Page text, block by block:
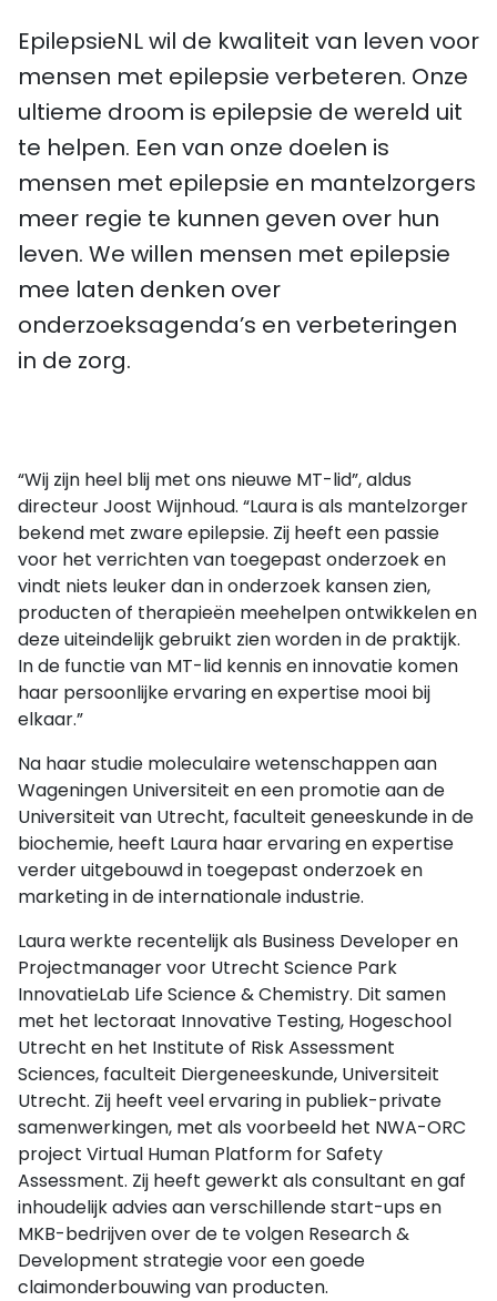
EpilepsieNL wil de kwaliteit van leven voor
mensen met epilepsie verbeteren. Onze
ultieme droom is epilepsie de wereld uit
te helpen. Een van onze doelen is
mensen met epilepsie en mantelzorgers
meer regie te kunnen geven over hun
leven. We willen mensen met epilepsie
mee laten denken over
onderzoeksagenda’s en verbeteringen
in de zorg.
“Wij zijn heel blij met ons nieuwe MT-lid”, aldus
directeur Joost Wijnhoud. “Laura is als mantelzorger
bekend met zware epilepsie. Zij heeft een passie
voor het verrichten van toegepast onderzoek en
vindt niets leuker dan in onderzoek kansen zien,
producten of therapieën meehelpen ontwikkelen en
deze uiteindelijk gebruikt zien worden in de praktijk.
In de functie van MT-lid kennis en innovatie komen
haar persoonlijke ervaring en expertise mooi bij
elkaar.”
Na haar studie moleculaire wetenschappen aan
Wageningen Universiteit en een promotie aan de
Universiteit van Utrecht, faculteit geneeskunde in de
biochemie, heeft Laura haar ervaring en expertise
verder uitgebouwd in toegepast onderzoek en
marketing in de internationale industrie.
Laura werkte recentelijk als Business Developer en
Projectmanager voor Utrecht Science Park
InnovatieLab Life Science & Chemistry. Dit samen
met het lectoraat Innovative Testing, Hogeschool
Utrecht en het Institute of Risk Assessment
Sciences, faculteit Diergeneeskunde, Universiteit
Utrecht. Zij heeft veel ervaring in publiek-private
samenwerkingen, met als voorbeeld het NWA-ORC
project Virtual Human Platform for Safety
Assessment. Zij heeft gewerkt als consultant en gaf
inhoudelijk advies aan verschillende start-ups en
MKB-bedrijven over de te volgen Research &
Development strategie voor een goede
claimonderbouwing van producten.